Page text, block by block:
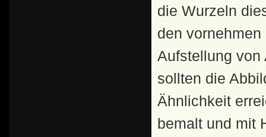
die Wurzeln
den
Aufstellung von
sollten die
Ähnlichkeit
bemalt und mit